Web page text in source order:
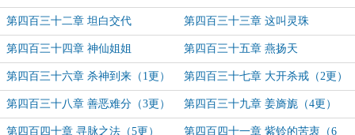
第四百三十二章 坦白交代 第四百三十三章 这叫灵珠
第四百三十四章 神仙姐姐 第四百三十五章 燕扬天
第四百三十六章 杀神到来（1更） 第四百三十七章 大开杀戒（2更）
第四百三十八章 善恶难分（3更） 第四百三十九章 姜旖旎（4更）
第四百四十章 寻脉之法（5更） 第四百四十一章 紫铃的苦衷（6